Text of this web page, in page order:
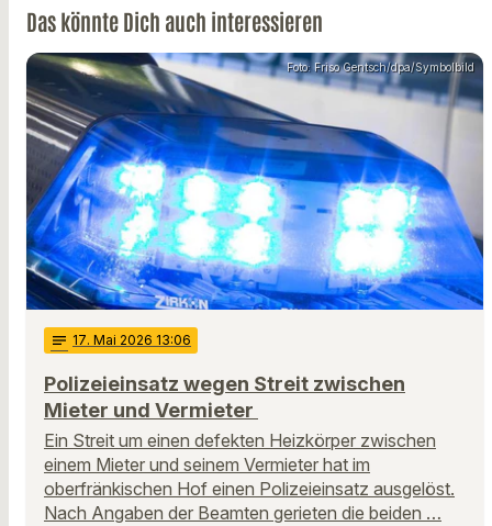
Das könnte Dich auch interessieren
Foto: Friso Gentsch/dpa/Symbolbild
notes 17. Mai 2026 13:06
Polizeieinsatz wegen Streit zwischen
Mieter und Vermieter
Ein Streit um einen defekten Heizkörper zwischen
einem Mieter und seinem Vermieter hat im
oberfränkischen Hof einen Polizeieinsatz ausgelöst.
Nach Angaben der Beamten gerieten die beiden …